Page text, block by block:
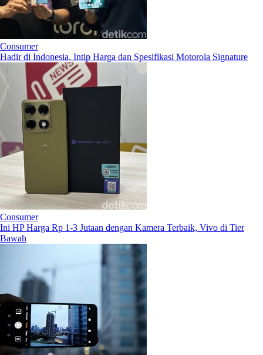
Consumer
Hadir di Indonesia, Intip Harga dan Spesifikasi Motorola Signature
Consumer
Ini HP Harga Rp 1-3 Jutaan dengan Kamera Terbaik, Vivo di Tier
Bawah